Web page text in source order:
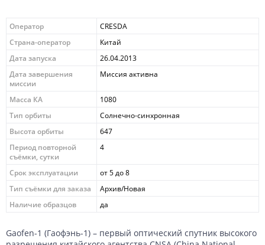
Оператор
CRESDA
Страна-оператор
Китай
Дата запуска
26.04.2013
Дата завершения
миссии
Миссия активна
Масса КА
1080
Тип орбиты
Солнечно-синхронная
Высота орбиты
647
Период повторной
съёмки, сутки
4
Срок эксплуатации
от 5 до 8
Тип съёмки для заказа
Архив/Новая
Наличие образцов
да
Gaofen-1 (Гаофэнь-1) – первый оптический спутник высокого